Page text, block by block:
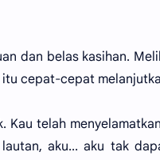
dan belas kasihan.
cepat-cepat
Kau telah
aku... aku tak